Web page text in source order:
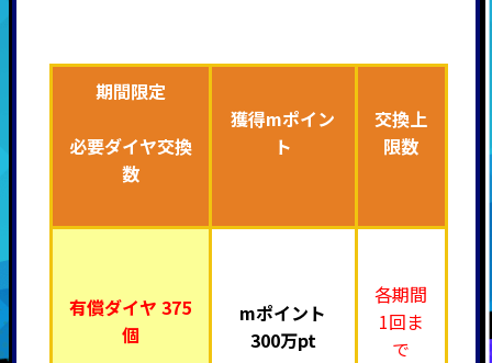
期間限定
必要ダイヤ交換
数
獲得mポイン
ト
交換上
限数
有償ダイヤ 375
個
mポイント
300万pt
各期間
1回ま
で